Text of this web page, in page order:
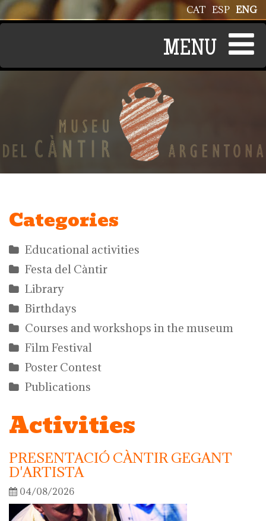
Skip to main content ENG
ESP
CAT
Categories
Educational activities
Festa del Càntir
Library
Birthdays
Courses and workshops in the museum
Film Festival
Poster Contest
Publications
Activities
PRESENTACIÓ CÀNTIR GEGANT
D'ARTISTA
04/08/2026